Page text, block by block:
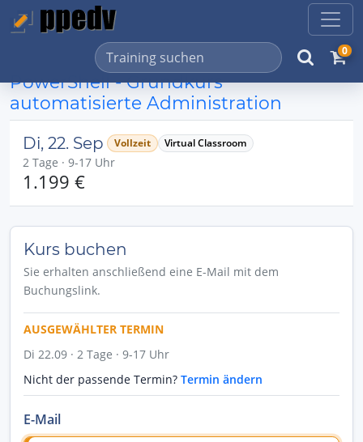
0
PowerShell - Grundkurs
automatisierte Administration
Di, 22. Sep Vollzeit Virtual Classroom
2 Tage · 9-17 Uhr
1.199 €
Kurs buchen
Sie erhalten anschließend eine E-Mail mit dem
Buchungslink.
AUSGEWÄHLTER TERMIN
Di 22.09 · 2 Tage · 9-17 Uhr
Nicht der passende Termin? Termin ändern
E-Mail